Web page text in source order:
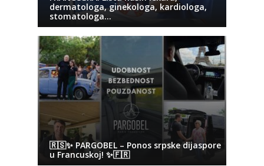
dermatologa, ginekologa, kardiologa,
stomatologa…
🇷🇸✨ PARGOBEL – Ponos srpske dijaspore
u Francuskoj! ✨🇫🇷